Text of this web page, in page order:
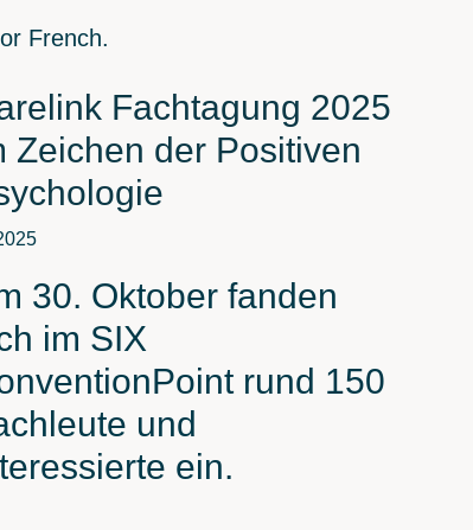
French.
Fachtagung 2025
Zeichen der Positiven
30. Oktober fanden
im SIX
rund 150
und
ein.